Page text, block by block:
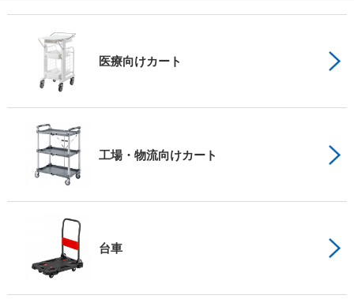
医療向けカート
工場・物流向けカート
台車